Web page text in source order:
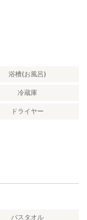
浴槽(お風呂)
冷蔵庫
ドライヤー
バスタオル